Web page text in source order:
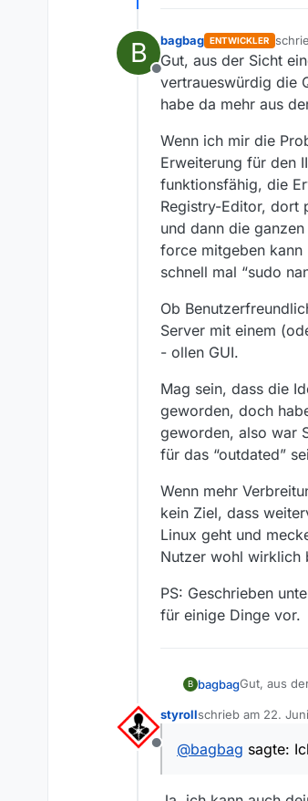
B
Offline
bagbag ENTWICKLER
Gut, aus der Sicht
vertraueswürdig die
habe da mehr aus
Wenn ich mir die
Erweiterung für den
funktionsfähig, die
Registry-Editor, dort
und dann die
force mitgeben kann
schnell mal “sudo
Ob
Server mit einem
- ollen GUI.
Mag sein, dass die
geworden, doch
geworden, also war
für das “outdated”
Wenn mehr
kein Ziel, dass
Linux geht und
Nutzer wohl wirklich
PS: Geschrieben
für einige Dinge vor.
B bagbagGut, aus
mehr aus
Wenn ich
hat einfach
Ob
Offline
styrollschrieb am 22.
zuletzt editiert von
@bagbag sagte: